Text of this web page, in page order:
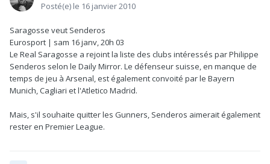
Posté(e) le 16 janvier 2010
Saragosse veut Senderos
Eurosport | sam 16 janv, 20h 03
Le Real Saragosse a rejoint la liste des clubs intéressés par Philippe
Senderos selon le Daily Mirror. Le défenseur suisse, en manque de
temps de jeu à Arsenal, est également convoité par le Bayern
Munich, Cagliari et l'Atletico Madrid.
Mais, s'il souhaite quitter les Gunners, Senderos aimerait également
rester en Premier League.